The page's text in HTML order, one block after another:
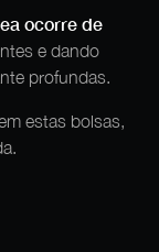
ocorre de
e dando
profundas.
estas bolsas,